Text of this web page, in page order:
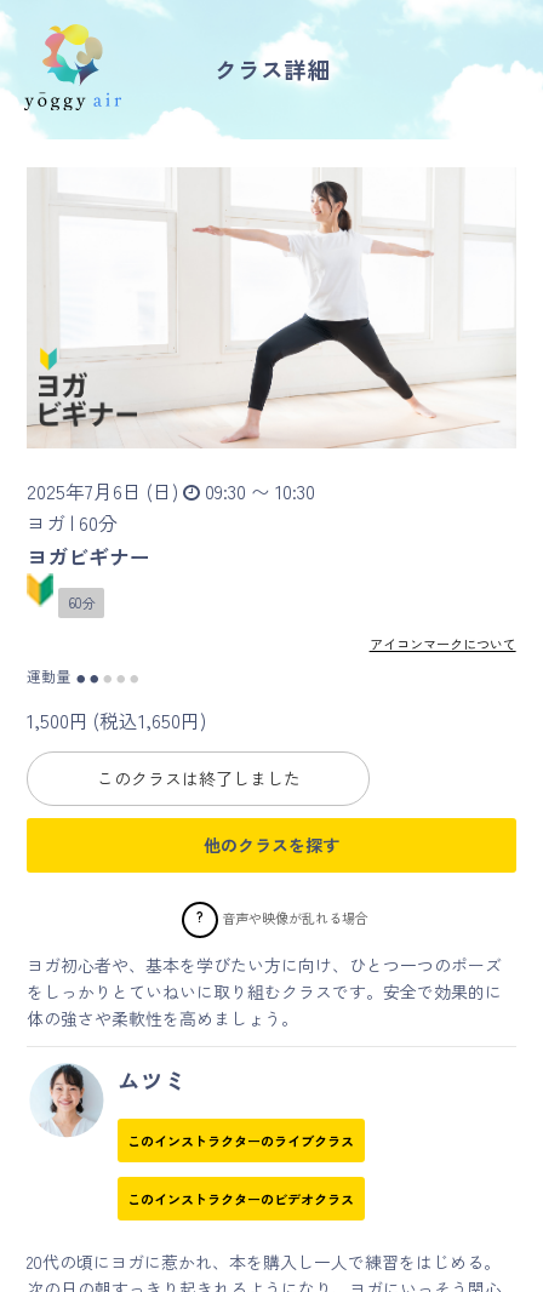
受講の流れ
料金について
インストラクター一覧
yoggy store
yoggy magazine
yoggy mommy
マイページ
会員規約について
クラス参加にあたっての同意書
特定商取引にかかわる表示
プライバシーポリシー
クラス詳細
2025年7月6日 (日)
09:30 〜 10:30
ヨガ | 60分
ヨガビギナー
60分
アイコンマークについて
運動量 ● ● ● ● ●
1,500円 (税込1,650円)
このクラスは終了しました
他のクラスを探す
? 音声や映像が乱れる場合
ヨガ初心者や、基本を学びたい方に向け、ひとつ一つのポーズ
をしっかりとていねいに取り組むクラスです。安全で効果的に
体の強さや柔軟性を高めましょう。
ムツミ
このインストラクターのライブクラス
このインストラクターのビデオクラス
20代の頃にヨガに惹かれ、本を購入し一人で練習をはじめる。